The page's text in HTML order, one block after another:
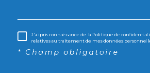
J'ai pris connaissance de la Politique de
relatives au traitement de mes données
* Champ obligatoire